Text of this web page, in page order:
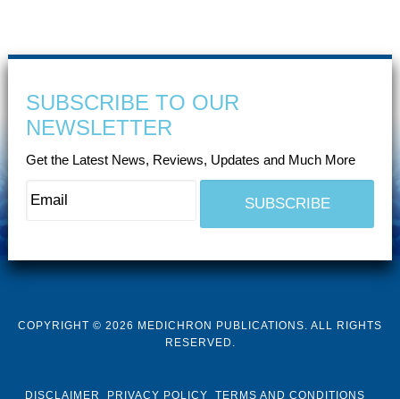
SUBSCRIBE TO OUR
NEWSLETTER
Get the Latest News, Reviews, Updates and Much More
COPYRIGHT © 2026 MEDICHRON PUBLICATIONS. ALL RIGHTS
RESERVED.
DISCLAIMER PRIVACY POLICY TERMS AND CONDITIONS